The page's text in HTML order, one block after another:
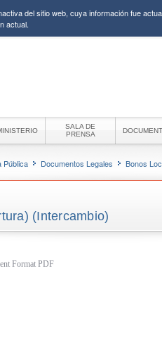
del sitio web, cuya información fue
actual.
SALA DE
PRENSA
Pública Documentos Legales Bonos
(Intercambio)
Format PDF